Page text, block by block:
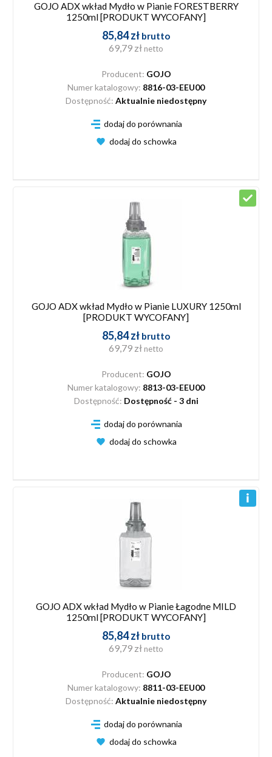
GOJO ADX wkład Mydło w Pianie FORESTBERRY
1250ml [PRODUKT WYCOFANY]
85,84 zł brutto
69,79 zł netto
Producent: GOJO
Numer katalogowy: 8816-03-EEU00
Dostępność: Aktualnie niedostępny
dodaj do porównania
dodaj do schowka
GOJO ADX wkład Mydło w Pianie LUXURY 1250ml
[PRODUKT WYCOFANY]
85,84 zł brutto
69,79 zł netto
Producent: GOJO
Numer katalogowy: 8813-03-EEU00
Dostępność: Dostępność - 3 dni
dodaj do porównania
dodaj do schowka
GOJO ADX wkład Mydło w Pianie Łagodne MILD
1250ml [PRODUKT WYCOFANY]
85,84 zł brutto
69,79 zł netto
Producent: GOJO
Numer katalogowy: 8811-03-EEU00
Dostępność: Aktualnie niedostępny
dodaj do porównania
dodaj do schowka